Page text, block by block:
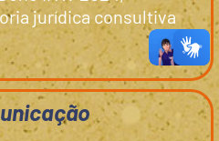
jurídica consultiva